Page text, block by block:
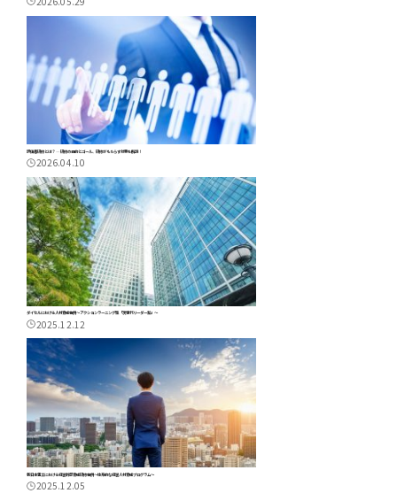
評価者研修とは？ ― 研修の目的とゴール、研修がもたらす効果を解説！
2026.04.10
ダイセルにおける人材育成事例～アクションラーニング型「次世代リーダー塾」～
2025.12.12
新日本電工における経営幹部育成研修事例～体系的な経営人材育成プログラム～
2025.12.05